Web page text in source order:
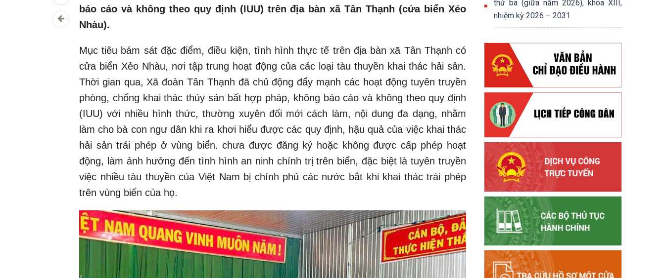
báo cáo và không theo quy định (IUU) trên địa bàn xã Tân Thạnh (cửa biển Xẻo
Nhàu).
Mục tiêu bám sát đặc điểm, điều kiện, tình hình thực tế trên địa bàn xã Tân Thạnh có
cửa biển Xẻo Nhàu, nơi tập trung hoạt động của các loại tàu thuyền khai thác hải sản.
Thời gian qua, Xã đoàn Tân Thạnh đã chủ động đẩy mạnh các hoạt động tuyên truyền
phòng, chống khai thác thủy sản bất hợp pháp, không báo cáo và không theo quy định
(IUU) với nhiều hình thức, thường xuyên đổi mới cách làm, nội dung đa dạng, nhằm
làm cho bà con ngư dân khi ra khơi hiểu được các quy định, hậu quả của việc khai thác
hải sản trái phép ở vùng biển. chưa được đăng ký hoặc không được cấp phép hoạt
động, làm ảnh hưởng đến tình hình an ninh chính trị trên biển, đặc biệt là tuyên truyền
việc nhiều tàu thuyền của Việt Nam bị chính phủ các nước bắt khi khai thác trái phép
trên vùng biển của họ.
thứ ba (giữa năm 2026), khóa XIII,
nhiệm kỳ 2026 – 2031